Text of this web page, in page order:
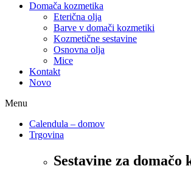
Domača kozmetika
Eterična olja
Barve v domači kozmetiki
Kozmetične sestavine
Osnovna olja
Mice
Kontakt
Novo
Menu
Calendula – domov
Trgovina
Sestavine za domačo